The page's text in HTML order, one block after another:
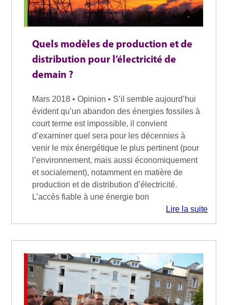
Quels modèles de production et de
distribution pour l’électricité de
demain ?
Mars 2018 • Opinion • S’il semble aujourd’hui
évident qu’un abandon des énergies fossiles à
court terme est impossible, il convient
d’examiner quel sera pour les décennies à
venir le mix énergétique le plus pertinent (pour
l’environnement, mais aussi économiquement
et socialement), notamment en matière de
production et de distribution d’électricité.
L’accès fiable à une énergie bon
Lire la suite